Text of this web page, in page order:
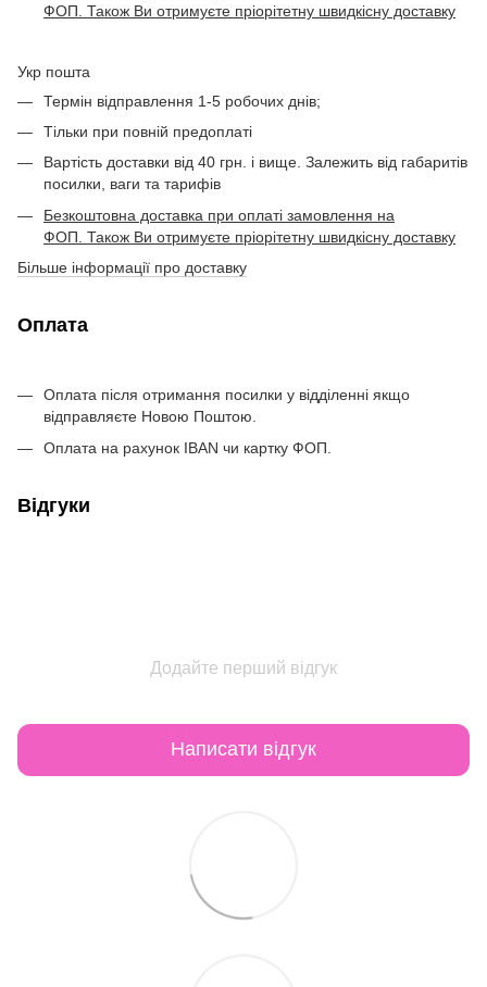
ФОП. Також Ви отримуєте пріорітетну швидкісну доставку
Укр пошта
Термін відправлення 1-5 робочих днів;
Тільки при повній предоплаті
Вартість доставки від 40 грн. і вище. Залежить від габаритів
посилки, ваги та тарифів
Безкоштовна доставка при оплаті замовлення на
ФОП. Також Ви отримуєте пріорітетну швидкісну доставку
Більше інформації про доставку
Оплата
Оплата після отримання посилки у відділенні якщо
відправляєте Новою Поштою.
Оплата на рахунок IBAN чи картку ФОП.
Відгуки
Додайте перший відгук
Написати відгук